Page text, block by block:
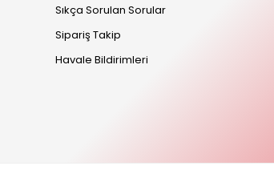
Sıkça Sorulan Sorular
Sipariş Takip
Havale Bildirimleri